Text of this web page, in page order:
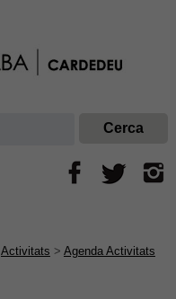
Activitats > Agenda Activitats